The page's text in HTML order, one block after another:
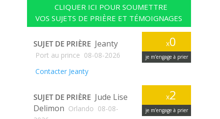
CLIQUER ICI POUR SOUMETTRE
VOS SUJETS DE PRIÈRE ET TÉMOIGNAGES
x0
je m’engage à prier
SUJET DE PRIÈRE Jeanty
Port au prince 08-08-2026
Contacter Jeanty
x2
je m’engage à prier
SUJET DE PRIÈRE Jude Lise
Delimon Orlando 08-08-